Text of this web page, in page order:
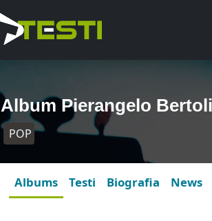
Album Pierangelo Bertoli
POP
Albums Testi Biografia News